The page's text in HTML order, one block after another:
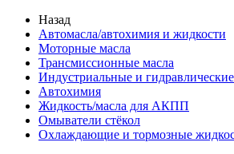
Назад
Автомасла/автохимия и жидкости
Моторные масла
Трансмиссионные масла
Индустриальные и
Автохимия
Жидкость/масла для АКПП
Омыватели стёкол
Охлаждающие и тормозные